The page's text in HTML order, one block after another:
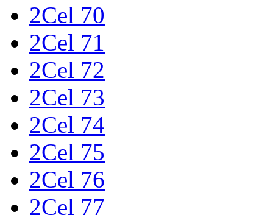
2Cel 70
2Cel 71
2Cel 72
2Cel 73
2Cel 74
2Cel 75
2Cel 76
2Cel 77